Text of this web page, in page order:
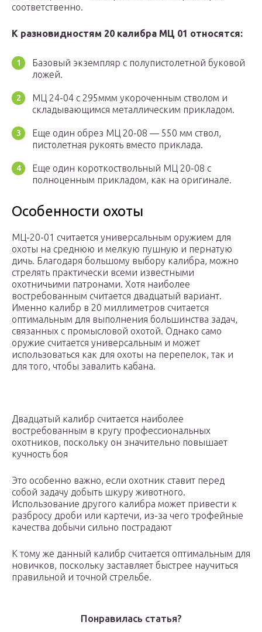
соответственно.
К разновидностям 20 калибра МЦ 01 относятся:
Базовый экземпляр с полупистолетной буковой
ложей.
МЦ 24-04 с 295ммм укороченным стволом и
складывающимся металлическим прикладом.
Еще один обрез МЦ 20-08 — 550 мм ствол,
пистолетная рукоять вместо приклада.
Еще один короткоствольный МЦ 20-08 с
полноценным прикладом, как на оригинале.
Особенности охоты
МЦ-20-01 считается универсальным оружием для
охоты на среднюю и мелкую пушную и пернатую
дичь. Благодаря большому выбору калибра, можно
стрелять практически всеми известными
охотничьими патронами. Хотя наиболее
востребованным считается двадцатый вариант.
Именно калибр в 20 миллиметров считается
оптимальным для выполнения большинства задач,
связанных с промысловой охотой. Однако само
оружие считается универсальным и может
использоваться как для охоты на перепелок, так и
для того, чтобы завалить кабана.
Двадцатый калибр считается наиболее
востребованным в кругу профессиональных
охотников, поскольку он значительно повышает
кучность боя
Это особенно важно, если охотник ставит перед
собой задачу добыть шкуру животного.
Использование другого калибра может привести к
разбросу дроби или картечи, из-за чего трофейные
качества добычи сильно пострадают
К тому же данный калибр считается оптимальным для
новичков, поскольку заставляет быстрее научиться
правильной и точной стрельбе.
Понравилась статья?